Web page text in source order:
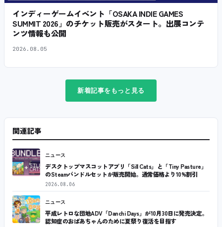
インディーゲームイベント「OSAKA INDIE GAMES
SUMMIT 2026」のチケット販売がスタート。出展コンテ
ンツ情報も公開
2026.08.05
新着記事をもっと見る
関連記事
ニュース
デスクトップマスコットアプリ「Sill Cats」と「Tiny Pasture」
のSteamバンドルセットが販売開始。通常価格より10%割引
2026.08.06
ニュース
平成レトロな団地ADV「Danchi Days」が10月30日に発売決定。
認知症のおばあちゃんのために夏祭り復活を目指す